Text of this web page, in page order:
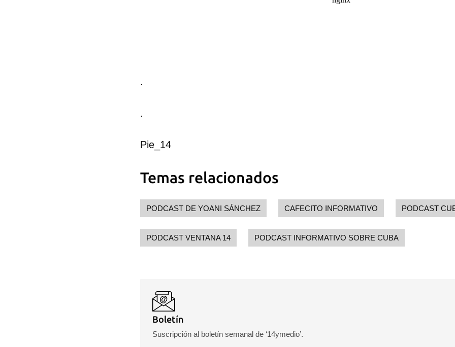
.
.
Pie_14
Temas relacionados
PODCAST DE YOANI SÁNCHEZ CAFECITO INFORMATIVO PODCAST
PODCAST VENTANA 14 PODCAST INFORMATIVO SOBRE CUBA
Boletín
Suscripción al boletín semanal de ‘14ymedio’.